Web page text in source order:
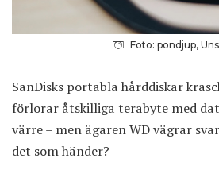
Foto: pondjup,
SanDisks portabla hårddiskar
förlorar åtskilliga terabyte med
värre – men ägaren WD vägrar
det som händer?